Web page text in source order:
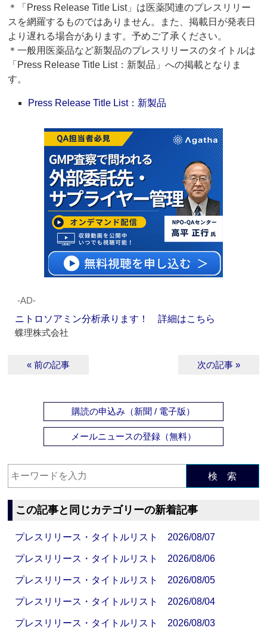
＊「Press Release Title List」は医薬関連のプレスリリー
スを網羅するものではありません。また、掲載日が発表日
より遅れる場合があります。予めご了承ください。
＊一般用医薬品など新製品のプレスリリースのタイトルは
「Press Release Title List：新製品」への掲載となりま
す。
Press Release Title List：新製品
‐AD‐
ニトロソアミン分析承ります！ 詳細はこちら
蝶理株式会社
« 前の記事 次の記事 »
購読の申込み（新聞 / 電子版）
メールニュースの登録（無料）
検 索
この記事と同じカテゴリーの新着記事
プレスリリース・タイトルリスト 2026/08/07
プレスリリース・タイトルリスト 2026/08/06
プレスリリース・タイトルリスト 2026/08/05
プレスリリース・タイトルリスト 2026/08/04
プレスリリース・タイトルリスト 2026/08/03